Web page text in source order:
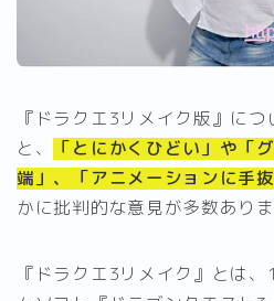
『ドラクエ3リメイク版』に
と、
「とにかくひどい」や「
端」、「アニメーションに手抜
かに批判的な意見が多数ありま
『ドラクエ3リメイク』とは